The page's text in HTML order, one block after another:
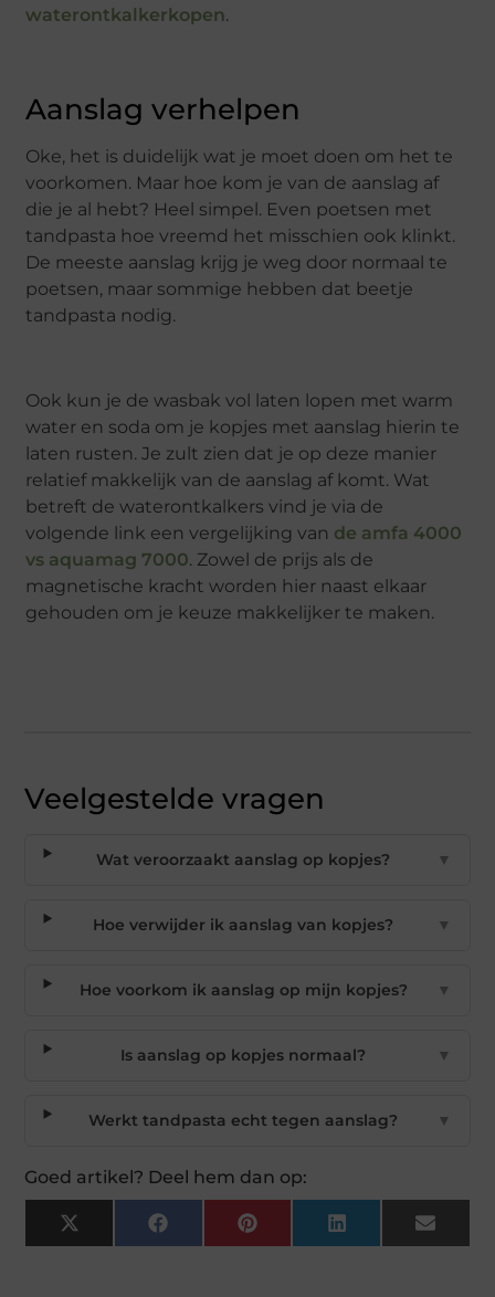
waterontkalkerkopen.
Aanslag verhelpen
Oke, het is duidelijk wat je moet doen om het te
voorkomen. Maar hoe kom je van de aanslag af
die je al hebt? Heel simpel. Even poetsen met
tandpasta hoe vreemd het misschien ook klinkt.
De meeste aanslag krijg je weg door normaal te
poetsen, maar sommige hebben dat beetje
tandpasta nodig.
Ook kun je de wasbak vol laten lopen met warm
water en soda om je kopjes met aanslag hierin te
laten rusten. Je zult zien dat je op deze manier
relatief makkelijk van de aanslag af komt. Wat
betreft de waterontkalkers vind je via de
volgende link een vergelijking van de amfa 4000
vs aquamag 7000. Zowel de prijs als de
magnetische kracht worden hier naast elkaar
gehouden om je keuze makkelijker te maken.
Veelgestelde vragen
Wat veroorzaakt aanslag op kopjes? ▼
Hoe verwijder ik aanslag van kopjes? ▼
Hoe voorkom ik aanslag op mijn kopjes? ▼
Is aanslag op kopjes normaal? ▼
Werkt tandpasta echt tegen aanslag? ▼
Goed artikel? Deel hem dan op:
X
(Twitter)
Facebook Pinterest LinkedIn Email